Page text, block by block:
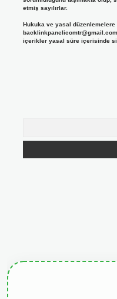
etmiş sayılırlar.
Hukuka ve yasal
backlinkpanelicomtr@gmail.com
içerikler yasal süre içerisinde